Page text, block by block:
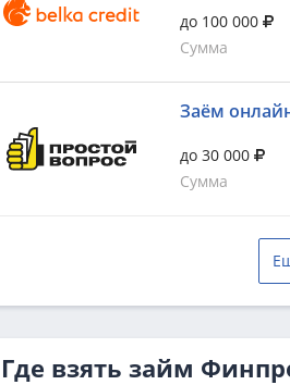
до 100 000
Сумма
Заём
до 30 000
Сумма
Где взять займ